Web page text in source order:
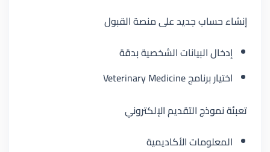
إنشاء حساب جديد على منصة القبول
إدخال البيانات الشخصية بدقة
اختيار برنامج Veterinary Medicine
تعبئة نموذج التقديم الإلكتروني
المعلومات الأكاديمية